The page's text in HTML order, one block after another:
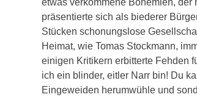
etwas verkommene Bohemien,
präsentierte sich als biederer
Stücken schonungslose
Heimat, wie Tomas Stockmann,
einigen Kritikern erbitterte Fehden
ich ein blinder, eitler Narr bin! Du
Eingeweiden herumwühle und